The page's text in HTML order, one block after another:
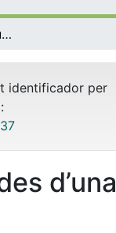
Revisió articles (des d’una revista)
identificador per
d’una